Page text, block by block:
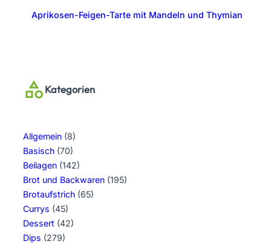
Aprikosen-Feigen-Tarte mit Mandeln und Thymian
Kategorien
Allgemein (8)
Basisch (70)
Beilagen (142)
Brot und Backwaren (195)
Brotaufstrich (65)
Currys (45)
Dessert (42)
Dips (279)